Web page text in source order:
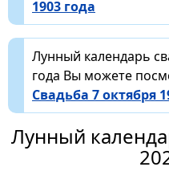
1903 года
Лунный календарь
года Вы можете
Свадьба 7 октября
Лунный